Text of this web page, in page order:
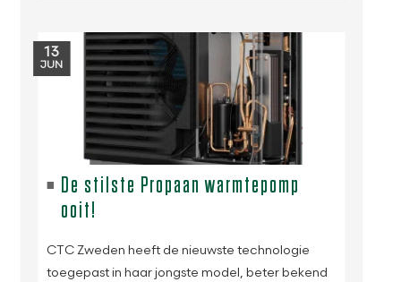
13
JUN
De stilste Propaan warmtepomp
ooit!
CTC Zweden heeft de nieuwste technologie
toegepast in haar jongste model, beter bekend